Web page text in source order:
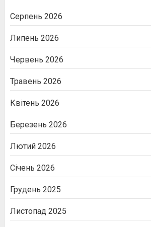
Серпень 2026
Липень 2026
Червень 2026
Травень 2026
Квітень 2026
Березень 2026
Лютий 2026
Січень 2026
Грудень 2025
Листопад 2025